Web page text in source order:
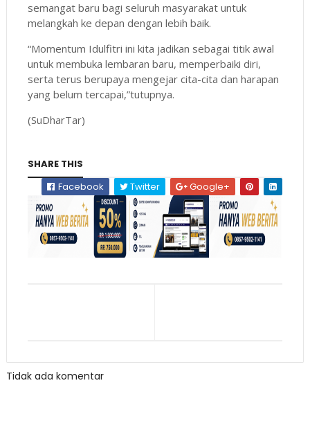
semangat baru bagi seluruh masyarakat untuk
melangkah ke depan dengan lebih baik.
“Momentum Idulfitri ini kita jadikan sebagai titik awal
untuk membuka lembaran baru, memperbaiki diri,
serta terus berupaya mengejar cita-cita dan harapan
yang belum tercapai,”tutupnya.
(SuDharTar)
SHARE THIS
Facebook
Twitter Google+
Tidak ada komentar